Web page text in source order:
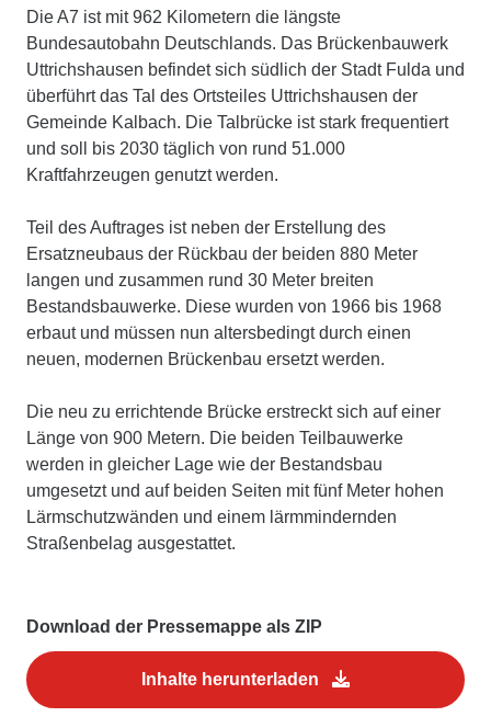
Die A7 ist mit 962 Kilometern die längste
Bundesautobahn Deutschlands. Das Brückenbauwerk
Uttrichshausen befindet sich südlich der Stadt Fulda und
überführt das Tal des Ortsteiles Uttrichshausen der
Gemeinde Kalbach. Die Talbrücke ist stark frequentiert
und soll bis 2030 täglich von rund 51.000
Kraftfahrzeugen genutzt werden.
Teil des Auftrages ist neben der Erstellung des
Ersatzneubaus der Rückbau der beiden 880 Meter
langen und zusammen rund 30 Meter breiten
Bestandsbauwerke. Diese wurden von 1966 bis 1968
erbaut und müssen nun altersbedingt durch einen
neuen, modernen Brückenbau ersetzt werden.
Die neu zu errichtende Brücke erstreckt sich auf einer
Länge von 900 Metern. Die beiden Teilbauwerke
werden in gleicher Lage wie der Bestandsbau
umgesetzt und auf beiden Seiten mit fünf Meter hohen
Lärmschutzwänden und einem lärmmindernden
Straßenbelag ausgestattet.
Download der Pressemappe als ZIP
Inhalte herunterladen